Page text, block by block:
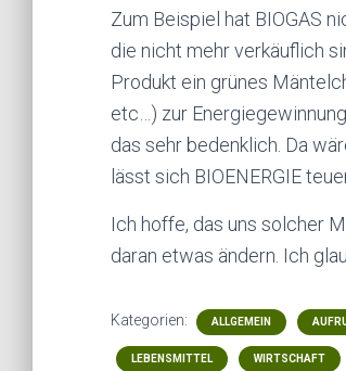
Zum Beispiel hat BIOGAS
die nicht mehr verkäuflich
Produkt ein grünes
etc…) zur
das sehr bedenklich. Da
lässt sich BIOENERGIE
Ich hoffe, das uns solcher
daran etwas ändern. Ich
Kategorien: ALLGEMEIN
LEBENSMITTEL WIRTSCHAFT